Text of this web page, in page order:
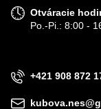
Otváracie
Po.-Pi.: 8:00 -
+421 908 872